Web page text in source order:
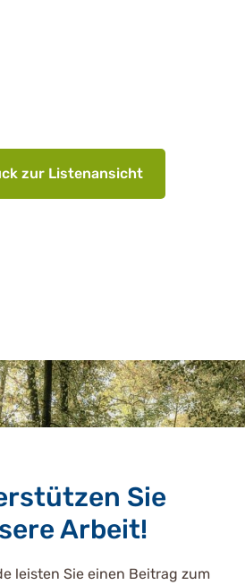
zur Listenansicht
Sie
Arbeit!
leisten Sie einen Beitrag zum